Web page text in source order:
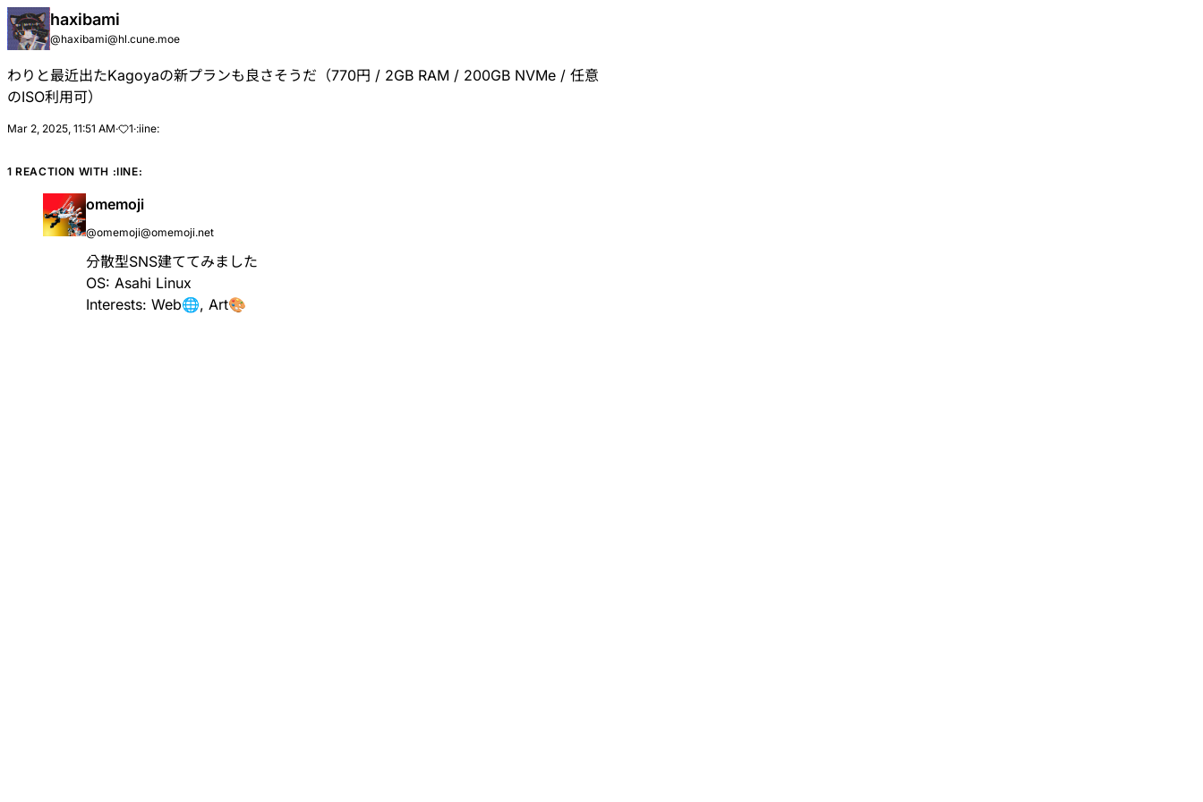
haxibami
@haxibami@hl.cune.moe
わりと最近出たKagoyaの新プランも良さそうだ（770円 / 2GB RAM / 200GB NVMe / 任意
のISO利用可）
Mar 2, 2025, 11:51 AM· 1·:iine:
1 REACTION WITH :IINE:
omemoji
@omemoji@omemoji.net
分散型SNS建ててみました
OS: Asahi Linux
Interests: Web🌐, Art🎨